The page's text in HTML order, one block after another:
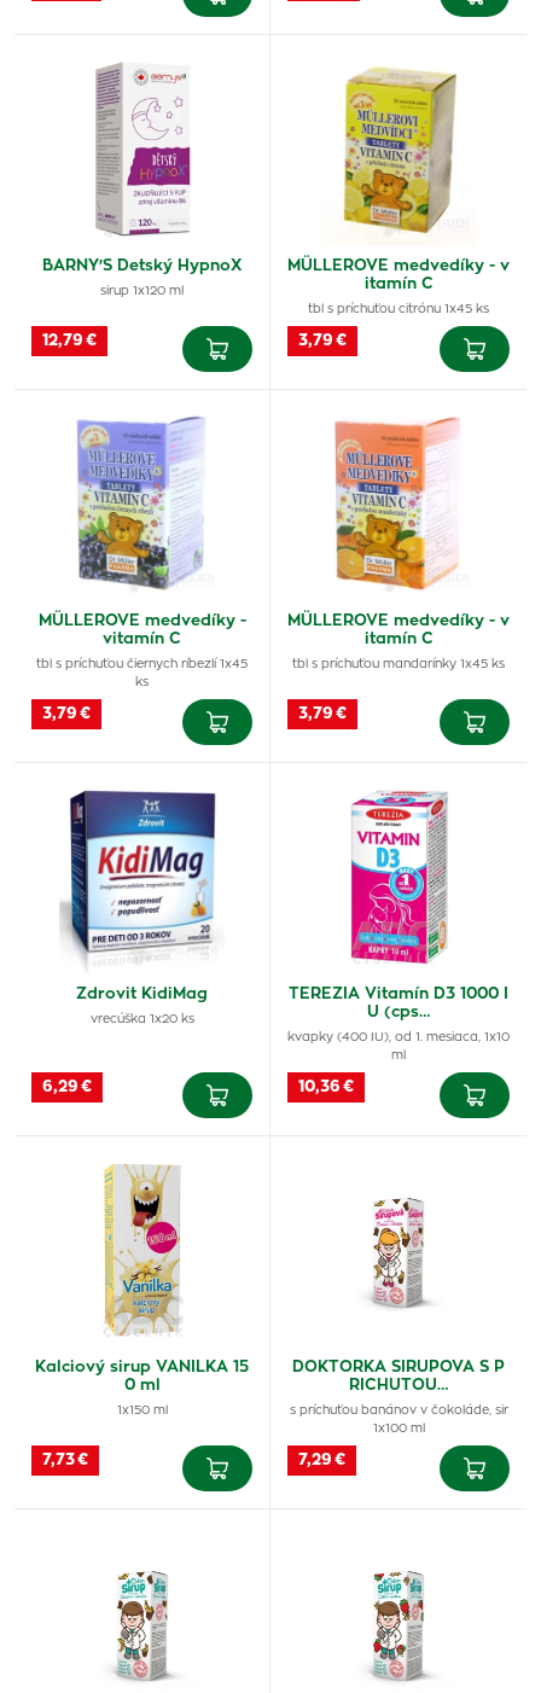
BARNY'S Detský HypnoX
sirup 1x120 ml
12,79 €
MÜLLEROVE medvedíky - v
itamín C
tbl s príchuťou citrónu 1x45 ks
3,79 €
MÜLLEROVE medvedíky -
vitamín C
tbl s príchuťou čiernych ríbezlí 1x45
ks
3,79 €
MÜLLEROVE medvedíky - v
itamín C
tbl s príchuťou mandarínky 1x45 ks
3,79 €
Zdrovit KidiMag
vrecúška 1x20 ks
6,29 €
TEREZIA Vitamín D3 1000 I
U (cps…
kvapky (400 IU), od 1. mesiaca, 1x10
ml
10,36 €
Kalciový sirup VANILKA 15
0 ml
1x150 ml
7,73 €
DOKTORKA SIRUPOVA S P
RICHUTOU…
s príchuťou banánov v čokoláde, sir
1x100 ml
7,29 €